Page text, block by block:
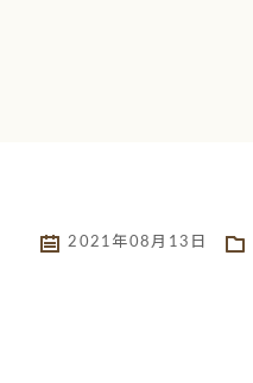
2021年08月13日